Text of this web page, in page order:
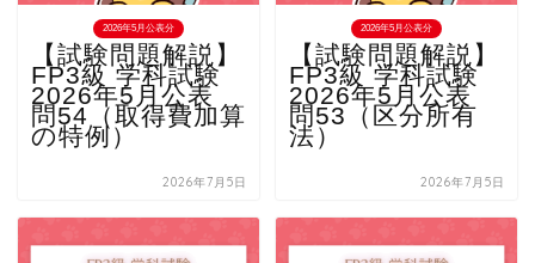
2026年5月公表分
【試験問題解説】
FP3級 学科試験
2026年5月公表
問54（取得費加算
の特例）
2026年7月5日
2026年5月公表分
【試験問題解説】
FP3級 学科試験
2026年5月公表
問53（区分所有
法）
2026年7月5日